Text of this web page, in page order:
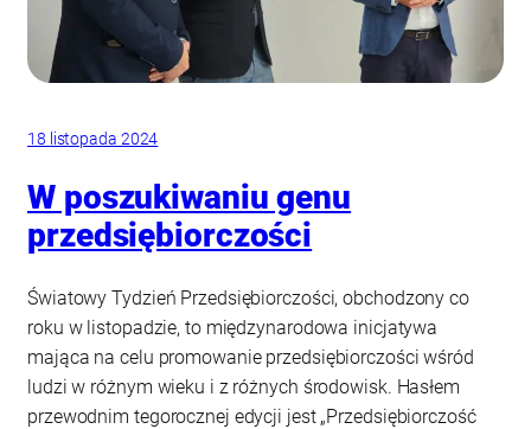
18 listopada 2024
W poszukiwaniu genu
przedsiębiorczości
Światowy Tydzień Przedsiębiorczości, obchodzony co
roku w listopadzie, to międzynarodowa inicjatywa
mająca na celu promowanie przedsiębiorczości wśród
ludzi w różnym wieku i z różnych środowisk. Hasłem
przewodnim tegorocznej edycji jest „Przedsiębiorczość